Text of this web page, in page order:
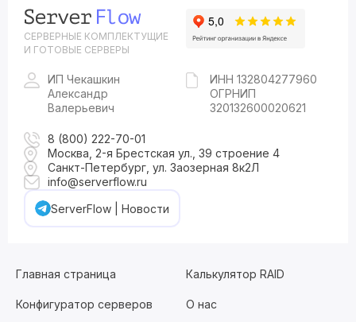
СЕРВЕРНЫЕ КОМПЛЕКТУЩИЕ
И ГОТОВЫЕ СЕРВЕРЫ
ИП Чекашкин
Александр
Валерьевич
ИНН 132804277960
ОГРНИП
320132600020621
8 (800) 222-70-01
Москва, 2-я Брестская ул., 39 строение 4
Санкт-Петербург, ул. Заозерная 8к2Л
info@serverflow.ru
ServerFlow | Новости
Главная страница Калькулятор RAID
Конфигуратор серверов О нас